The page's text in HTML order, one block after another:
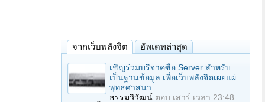
จากเว็บพลังจิต อัพเดทล่าสุด
เชิญร่วมบริจาคซื้อ Server สำหรับ
เป็นฐานข้อมูล เพื่อเว็บพลังจิตเผยแผ่
พุทธศาสนา
ธรรมวิวัฒน์ ตอบ เสาร์ เวลา 23:48